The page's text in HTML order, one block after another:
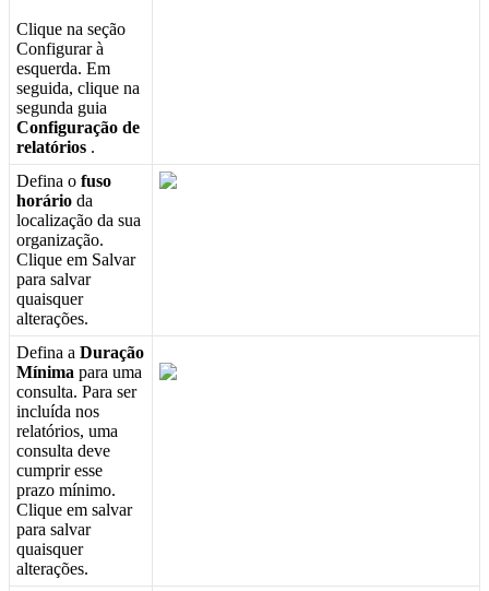
Clique na seção
Configurar à
esquerda. Em
seguida, clique na
segunda guia
Configuração de
relatórios .
Defina o fuso
horário da
localização da sua
organização.
Clique em Salvar
para salvar
quaisquer
alterações.
Defina a Duração
Mínima para uma
consulta. Para ser
incluída nos
relatórios, uma
consulta deve
cumprir esse
prazo mínimo.
Clique em salvar
para salvar
quaisquer
alterações.